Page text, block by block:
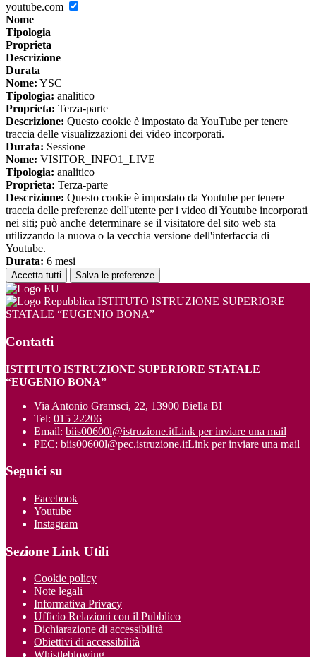
youtube.com
Nome
Tipologia
Proprieta
Descrizione
Durata
Nome: YSC
Tipologia: analitico
Proprieta: Terza-parte
Descrizione: Questo cookie è impostato da YouTube per tenere
traccia delle visualizzazioni dei video incorporati.
Durata: Sessione
Nome: VISITOR_INFO1_LIVE
Tipologia: analitico
Proprieta: Terza-parte
Descrizione: Questo cookie è impostato da Youtube per tenere
traccia delle preferenze dell'utente per i video di Youtube incorporati
nei siti; può anche determinare se il visitatore del sito web sta
utilizzando la nuova o la vecchia versione dell'interfaccia di
Youtube.
Durata: 6 mesi
Accetta tutti Salva le preferenze
ISTITUTO ISTRUZIONE SUPERIORE
STATALE “EUGENIO BONA”
Contatti
ISTITUTO ISTRUZIONE SUPERIORE STATALE
“EUGENIO BONA”
Via Antonio Gramsci, 22, 13900 Biella BI
Tel: 015 22206
Email: biis00600l@istruzione.itLink per inviare una mail
PEC: biis00600l@pec.istruzione.itLink per inviare una mail
Seguici su
Facebook
Youtube
Instagram
Sezione Link Utili
Cookie policy
Note legali
Informativa Privacy
Ufficio Relazioni con il Pubblico
Dichiarazione di accessibilità
Obiettivi di accessibilità